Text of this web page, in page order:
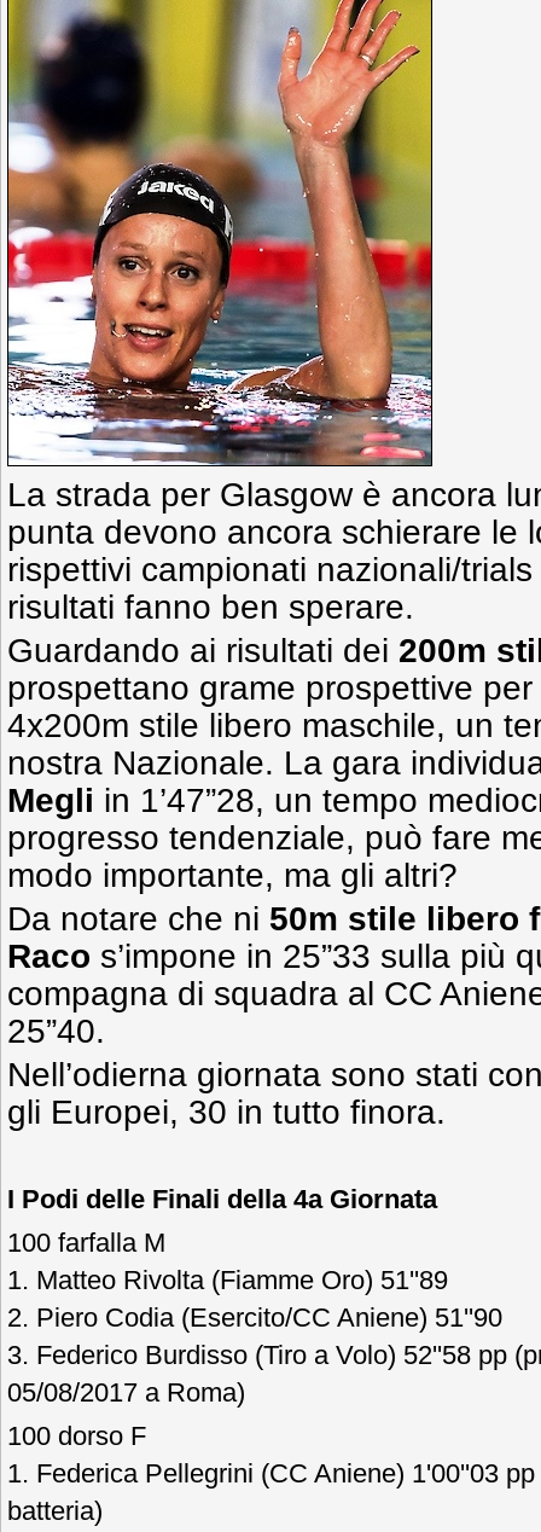
La strada per Glasgow è ancora
punta devono ancora schierare le
rispettivi campionati nazionali/
risultati fanno ben sperare.
Guardando ai risultati dei 200m
prospettano grame prospettive
4x200m stile libero maschile, un
nostra Nazionale. La gara
Megli in 1’47”28, un tempo
progresso tendenziale, può fare
modo importante, ma gli altri?
Da notare che ni 50m stile libero
Raco s’impone in 25”33 sulla più
compagna di squadra al CC
25”40.
Nell’odierna giornata sono stati
gli Europei, 30 in tutto finora.
I Podi delle Finali della 4a Giornata
100 farfalla M
1. Matteo Rivolta (Fiamme Oro) 51''89
2. Piero Codia (Esercito/CC Aniene) 51''90
3. Federico Burdisso (Tiro a Volo) 52''58 pp
05/08/2017 a Roma)
100 dorso F
1. Federica Pellegrini (CC Aniene) 1'00''03
batteria)